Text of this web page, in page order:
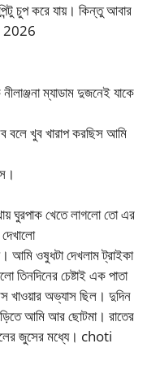
চুপ করে যায়। কিন্তু আবার
2026
ম্যাডাম দুজনেই যাকে
খুব খারাপ করছিস আমি
ঘুরপাক খেতে লাগলো তো এর
আমি ওষুধটা দেখলাম ট্রাইকা
তিনদিনের চেষ্টাই এক পাতা
খাওয়ার অভ্যাস ছিল। দুদিন
আমি আর ছোটমা। রাতের
জুসের মধ্যে। choti